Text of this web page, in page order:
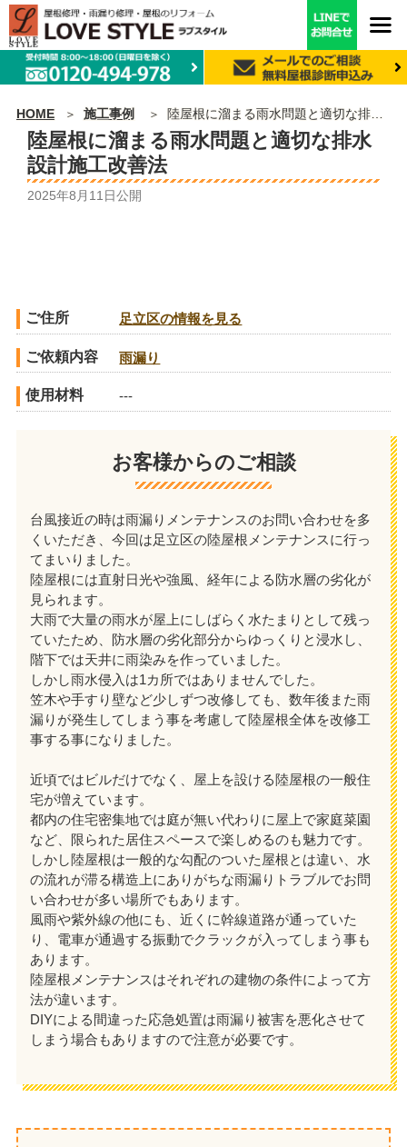
HOME 施工事例 陸屋根に溜まる雨水問題と適切な排水設計施工改善法
陸屋根に溜まる雨水問題と適切な排水
設計施工改善法
2025年8月11日公開
ご住所 足立区の情報を見る
ご依頼内容 雨漏り
使用材料 ---
お客様からのご相談
台風接近の時は雨漏りメンテナンスのお問い合わせを多
くいただき、今回は足立区の陸屋根メンテナンスに行っ
てまいりました。
陸屋根には直射日光や強風、経年による防水層の劣化が
見られます。
大雨で大量の雨水が屋上にしばらく水たまりとして残っ
ていたため、防水層の劣化部分からゆっくりと浸水し、
階下では天井に雨染みを作っていました。
しかし雨水侵入は1カ所ではありませんでした。
笠木や手すり壁など少しずつ改修しても、数年後また雨
漏りが発生してしまう事を考慮して陸屋根全体を改修工
事する事になりました。
近頃ではビルだけでなく、屋上を設ける陸屋根の一般住
宅が増えています。
都内の住宅密集地では庭が無い代わりに屋上で家庭菜園
など、限られた居住スペースで楽しめるのも魅力です。
しかし陸屋根は一般的な勾配のついた屋根とは違い、水
の流れが滞る構造上にありがちな雨漏りトラブルでお問
い合わせが多い場所でもあります。
風雨や紫外線の他にも、近くに幹線道路が通っていた
り、電車が通過する振動でクラックが入ってしまう事も
あります。
陸屋根メンテナンスはそれぞれの建物の条件によって方
法が違います。
DIYによる間違った応急処置は雨漏り被害を悪化させて
しまう場合もありますので注意が必要です。